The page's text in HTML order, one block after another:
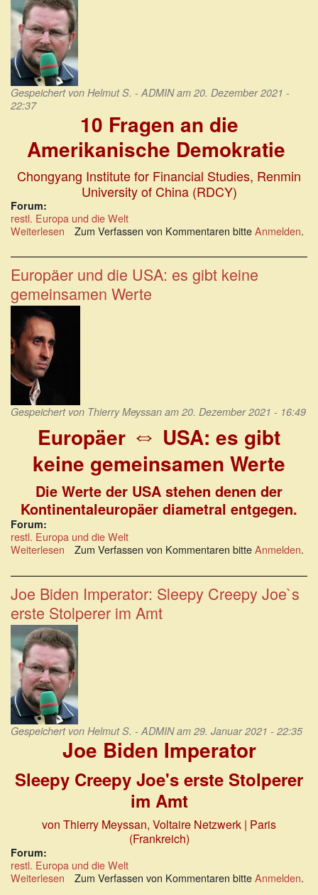
Gespeichert von Helmut S. - ADMINam 20. Dezember 2021 -
22:37
10 Fragen an die
Amerikanische Demokratie
Chongyang Institute for Financial Studies, Renmin
University of China (RDCY)
Forum:
restl. Europa und die Welt
Weiterlesen über
Zehn
Fragen
an
die
Amerikanische
Zum Verfassen von Kommentaren bitteAnmelden.
Europäer und die USA: es gibt keine
gemeinsamen Werte
Gespeichert von Thierry Meyssan am 20. Dezember 2021 - 16:49
Europäer ⇔ USA: es gibt
keine gemeinsamen Werte
Die Werte der USA stehen denen der
Kontinentaleuropäer diametral entgegen.
Forum:
restl. Europa und die Welt
Weiterlesen über
und
die
USA:
es
gibt
keine
gemeinsamen
Werte
Zum Verfassen von Kommentaren bitteAnmelden.
Joe Biden Imperator: Sleepy Creepy Joe`s
erste Stolperer im Amt
Gespeichert von Helmut S. - ADMINam 29. Januar 2021 - 22:35
Joe Biden Imperator
Sleepy Creepy Joe's erste Stolperer
im Amt
von Thierry Meyssan, Voltaire Netzwerk | Paris
(Frankreich)
Forum:
restl. Europa und die Welt
Weiterlesen über
Zum Verfassen von Kommentaren bitteAnmelden.